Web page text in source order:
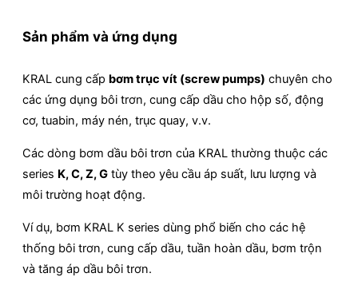
Sản phẩm và ứng dụng
KRAL cung cấp bơm trục vít (screw pumps) chuyên cho
các ứng dụng bôi trơn, cung cấp dầu cho hộp số, động
cơ, tuabin, máy nén, trục quay, v.v.
Các dòng bơm dầu bôi trơn của KRAL thường thuộc các
series K, C, Z, G tùy theo yêu cầu áp suất, lưu lượng và
môi trường hoạt động.
Ví dụ, bơm KRAL K series dùng phổ biến cho các hệ
thống bôi trơn, cung cấp dầu, tuần hoàn dầu, bơm trộn
và tăng áp dầu bôi trơn.